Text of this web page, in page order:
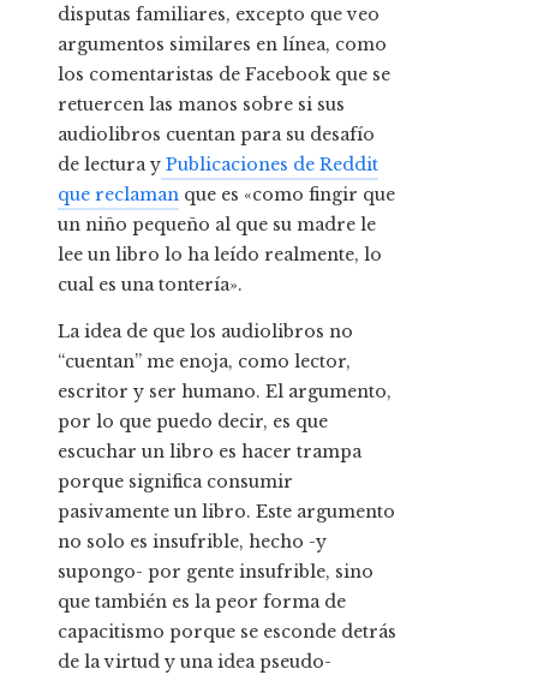
disputas familiares, excepto que veo
argumentos similares en línea, como
los comentaristas de Facebook que se
retuercen las manos sobre si sus
audiolibros cuentan para su desafío
de lectura y Publicaciones de Reddit
que reclaman que es «como fingir que
un niño pequeño al que su madre le
lee un libro lo ha leído realmente, lo
cual es una tontería».
La idea de que los audiolibros no
“cuentan” me enoja, como lector,
escritor y ser humano. El argumento,
por lo que puedo decir, es que
escuchar un libro es hacer trampa
porque significa consumir
pasivamente un libro. Este argumento
no solo es insufrible, hecho -y
supongo- por gente insufrible, sino
que también es la peor forma de
capacitismo porque se esconde detrás
de la virtud y una idea pseudo-